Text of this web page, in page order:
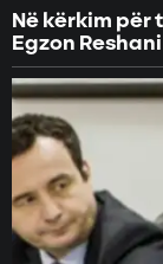
Në kërkim
Egzon